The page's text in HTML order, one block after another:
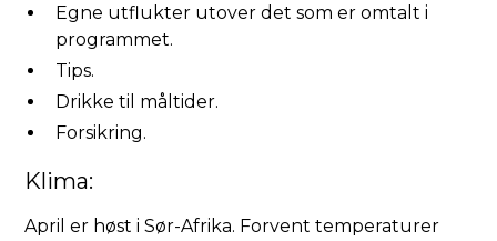
Egne utflukter utover det som er omtalt i
programmet.
Tips.
Drikke til måltider.
Forsikring.
Klima:
April er høst i Sør-Afrika. Forvent temperaturer